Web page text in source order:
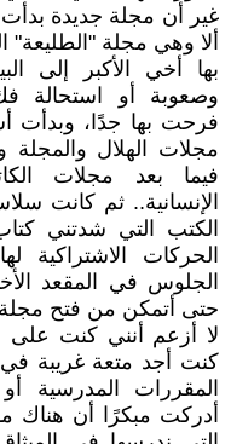
ألا وهي مجلة
بها أخي الأكبر إلى
وصعوبة أو استحالة
فرحت بها جدًا، وبدأت
مجلات الهلال والمجلة
فيما بعد مجلات
الإنسانية.. ثم كانت
الكتب التي شدتني
الحركات الاشتراكية
الجلوس في المقعد
حتى أتمكن من فتح
لا أزعم أنني كنت على
كنت أجد متعة غريبة في
المقررات المدرسية
أدركت مبكرًا أن هناك